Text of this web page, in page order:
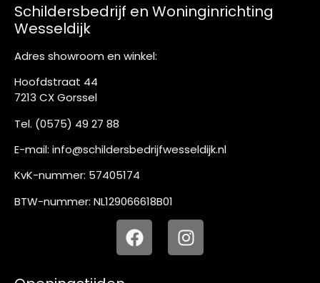
Schildersbedrijf en Woninginrichting
Wesseldijk
Adres showroom en winkel:
Hoofdstraat 44
7213 CX Gorssel
Tel. (0575) 49 27 88
E-mail: info@schildersbedrijfwesseldijk.nl
KvK-nummer: 57405174
BTW-nummer: NL129066618B01